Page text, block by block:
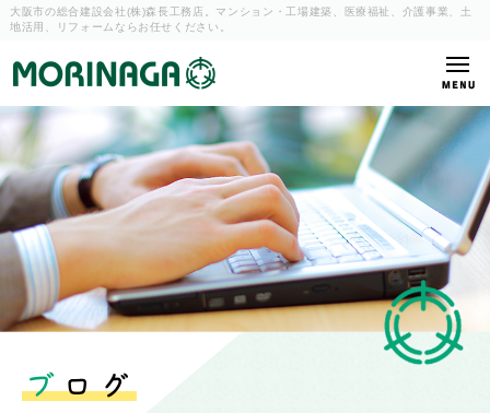
大阪市の総合建設会社(株)森長工務店。マンション・工場建築、
医療福祉、介護事業、土
地活用、リフォームならお任せください。